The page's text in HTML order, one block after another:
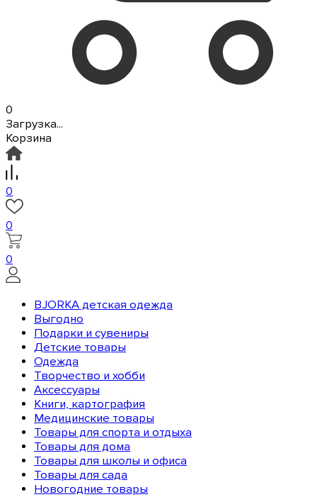
0
Загрузка...
Корзина
0
0
0
BJORKA детская одежда
Выгодно
Подарки и сувениры
Детские товары
Одежда
Творчество и хобби
Аксессуары
Книги, картография
Медицинские товары
Товары для спорта и отдыха
Товары для дома
Товары для школы и офиса
Товары для сада
Новогодние товары